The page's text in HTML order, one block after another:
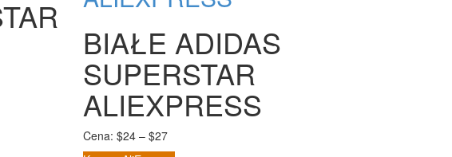
BIAŁE ADIDAS
SUPERSTAR
ALIEXPRESS
Cena: $24 – $27